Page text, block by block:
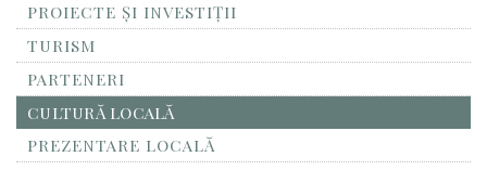
PROIECTE ȘI INVESTIȚII
TURISM
PARTENERI
CULTURĂ LOCALĂ
PREZENTARE LOCALĂ